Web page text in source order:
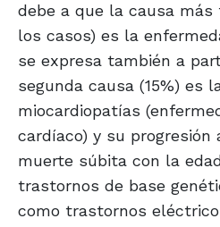
debe a que la causa más
los casos) es la
se expresa también a
segunda causa (15%) es
miocardiopatías
cardíaco) y su progresión
muerte súbita con la
trastornos de base
como trastornos